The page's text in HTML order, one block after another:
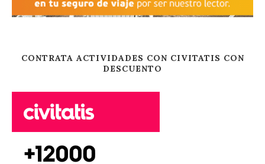
CONTRATA ACTIVIDADES CON CIVITATIS CON
DESCUENTO